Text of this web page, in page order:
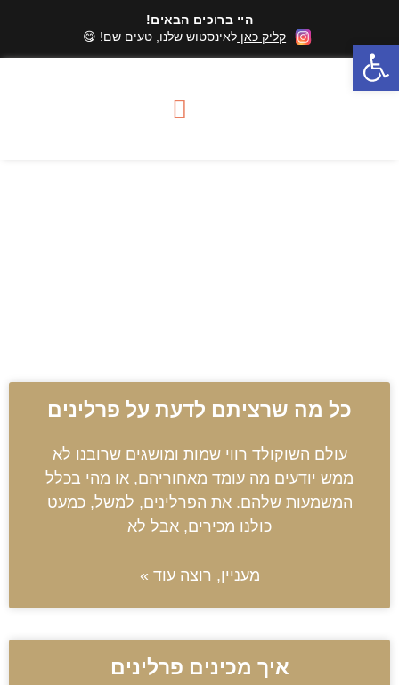
היי ברוכים הבאים!
קליק כאן לאינסטוש שלנו, טעים שם! 😋
כל מה שרציתם לדעת על פרלינים
עולם השוקולד רווי שמות ומושגים שרובנו לא
ממש יודעים מה עומד מאחוריהם, או מהי בכלל
המשמעות שלהם. את הפרלינים, למשל, כמעט
כולנו מכירים, אבל לא
מעניין, רוצה עוד »
איך מכינים פרלינים
פתח סרגל נגישות